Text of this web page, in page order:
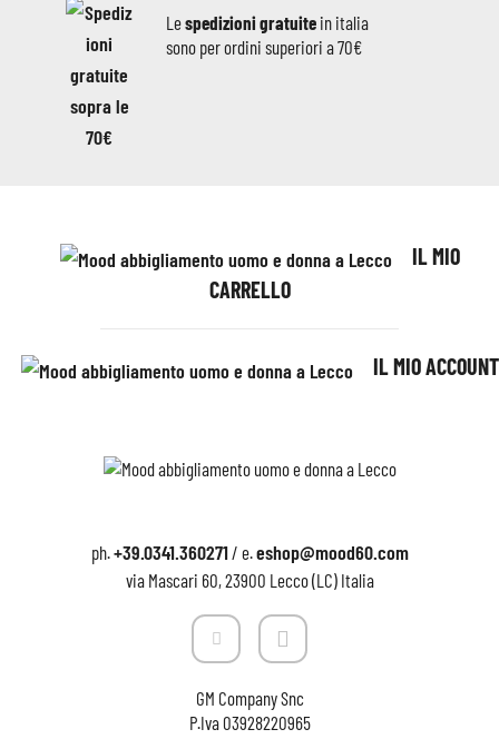
Lespedizioni gratuite in italia
sono per ordini superiori a 70€
IL MIO
CARRELLO
IL MIO ACCOUNT
ph.+39.0341.360271/ e.eshop@mood60.com
via Mascari 60, 23900 Lecco (LC) Italia
GM Company Snc
P.Iva03928220965